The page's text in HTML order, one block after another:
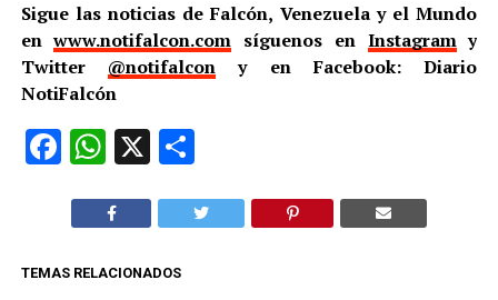
Sigue las noticias de Falcón, Venezuela y el Mundo
enwww.notifalcon.com síguenos en Instagramy
Twitter @notifalcon y en Facebook: Diario
NotiFalcón
Facebook
WhatsApp
X Compartir
TEMAS RELACIONADOS